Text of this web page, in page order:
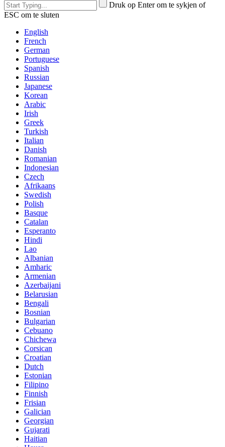
Druk op Enter om te sykjen of
ESC om te sluten
English
French
German
Portuguese
Spanish
Russian
Japanese
Korean
Arabic
Irish
Greek
Turkish
Italian
Danish
Romanian
Indonesian
Czech
Afrikaans
Swedish
Polish
Basque
Catalan
Esperanto
Hindi
Lao
Albanian
Amharic
Armenian
Azerbaijani
Belarusian
Bengali
Bosnian
Bulgarian
Cebuano
Chichewa
Corsican
Croatian
Dutch
Estonian
Filipino
Finnish
Frisian
Galician
Georgian
Gujarati
Haitian